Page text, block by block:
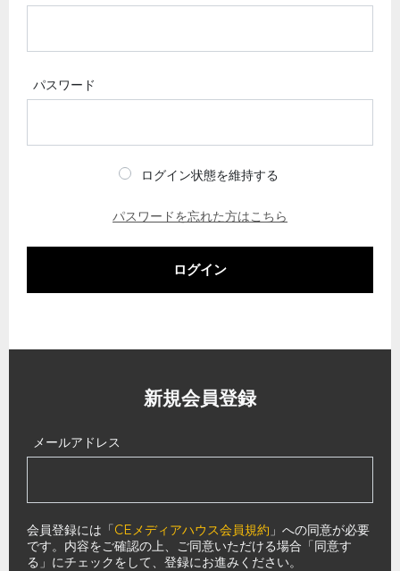
パスワード
ログイン状態を維持する
パスワードを忘れた方はこちら
ログイン
新規会員登録
メールアドレス
会員登録には「CEメディアハウス会員規約 」への同意が必要
です。内容をご確認の上、ご同意いただける場合「同意す
る」にチェックをして、登録にお進みください。